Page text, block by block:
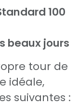
100
beaux jours
tour de
idéale,
suivantes :